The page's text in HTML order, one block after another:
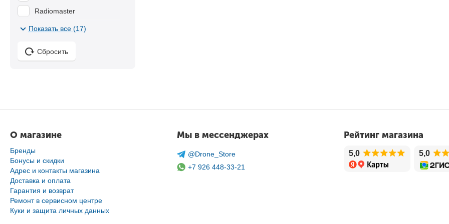
Radiomaster
SpeedyBee
SunnyLife
Показать все (17)
Сбросить
О магазине
Бренды
Бонусы и скидки
Адрес и контакты магазина
Доставка и оплата
Гарантия и возврат
Ремонт в сервисном центре
Куки и защита личных данных
Мы в мессенджерах
@Drone_Store
+7 926 448-33-21
Рейтинг магазина
5,0 5,0